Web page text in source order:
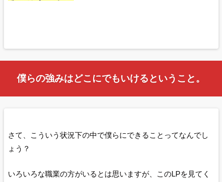
僕らの強みはどこにでもいけるということ。
さて、こういう状況下の中で僕らにできることってなんでし
ょう？
いろいろな職業の方がいるとは思いますが、このLPを見てく